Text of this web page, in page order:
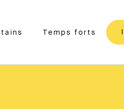
Temps forts